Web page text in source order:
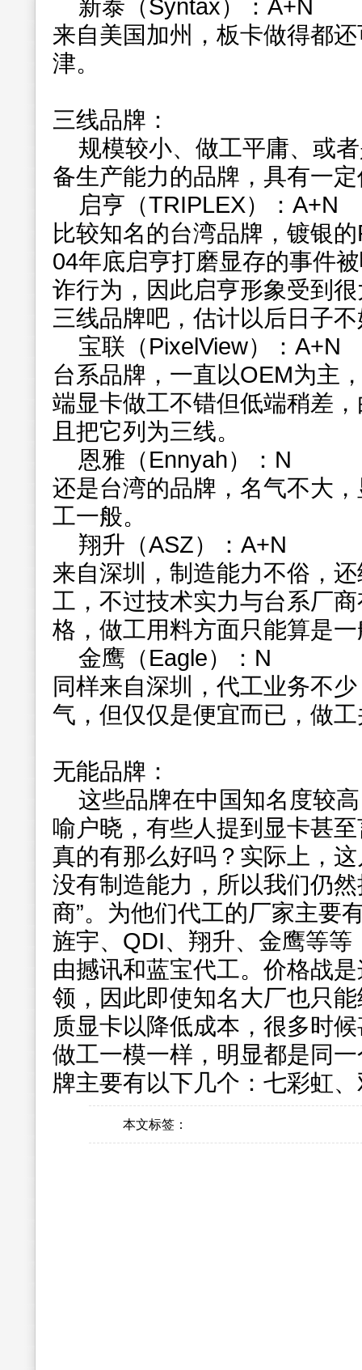
新泰（Syntax）：A+N
来自美国加州，板卡做得都
津。
三线品牌：
规模较小、做工平庸、或
备生产能力的品牌，具有一
启亨（TRIPLEX）：A+N
比较知名的台湾品牌，镀银
04年底启亨打磨显存的事件
诈行为，因此启亨形象受到
三线品牌吧，估计以后日子
宝联（PixelView）：A+N
台系品牌，一直以OEM为主
端显卡做工不错但低端稍差
且把它列为三线。
恩雅（Ennyah）：N
还是台湾的品牌，名气不大
工一般。
翔升（ASZ）：A+N
来自深圳，制造能力不俗，
工，不过技术实力与台系厂
格，做工用料方面只能算是
金鹰（Eagle）：N
同样来自深圳，代工业务不
气，但仅仅是便宜而已，做
无能品牌：
这些品牌在中国知名度较
喻户晓，有些人提到显卡甚
真的有那么好吗？实际上，
没有制造能力，所以我们仍
商”。为他们代工的厂家主要
旌宇、QDI、翔升、金鹰等
由撼讯和蓝宝代工。价格战
领，因此即使知名大厂也只
质显卡以降低成本，很多时
做工一模一样，明显都是同
牌主要有以下几个：七彩虹
本文标签：